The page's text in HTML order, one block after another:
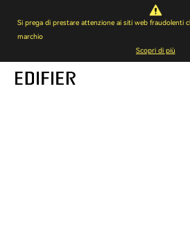
Si prega di prestare attenzione ai siti web fraudolenti
marchio
Scopri di più